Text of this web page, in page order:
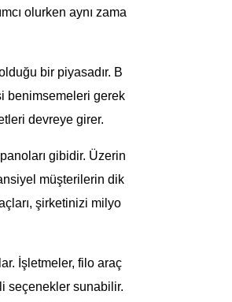
olurken aynı zama
bir piyasadır. B
benimsemeleri gerek
devreye girer.
gibidir. Üzerin
müşterilerin dik
şirketinizi milyo
İşletmeler, filo araç
seçenekler sunabilir.